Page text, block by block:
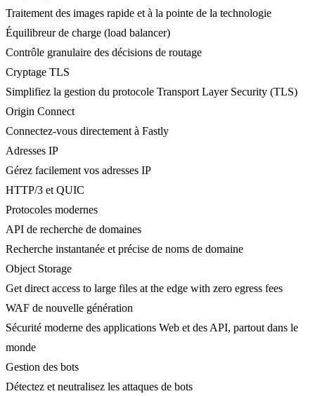
Traitement des images rapide et à la pointe de la technologie
Équilibreur de charge (load balancer)
Contrôle granulaire des décisions de routage
Cryptage TLS
Simplifiez la gestion du protocole Transport Layer Security (TLS)
Origin Connect
Connectez-vous directement à Fastly
Adresses IP
Gérez facilement vos adresses IP
HTTP/3 et QUIC
Protocoles modernes
API de recherche de domaines
Recherche instantanée et précise de noms de domaine
Object Storage
Get direct access to large files at the edge with zero egress fees
WAF de nouvelle génération
Sécurité moderne des applications Web et des API, partout dans le
monde
Gestion des bots
Détectez et neutralisez les attaques de bots